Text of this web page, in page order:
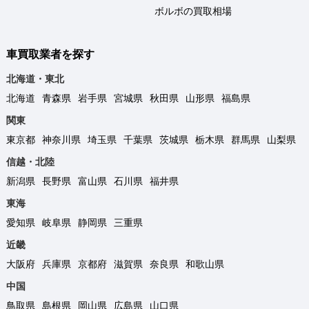
ボルボの買取相場
車買取業者を探す
北海道・東北
北海道
青森県 岩手県 宮城県 秋田県 山形県
福島県
関東
東京都
神奈川県 埼玉県 千葉県 茨城県 栃木県 群馬県
山梨県
信越・北陸
新潟県
長野県 富山県 石川県
福井県
東海
愛知県
岐阜県 静岡県
三重県
近畿
大阪府
兵庫県 京都府 滋賀県 奈良県
和歌山県
中国
鳥取県
島根県 岡山県 広島県
山口県